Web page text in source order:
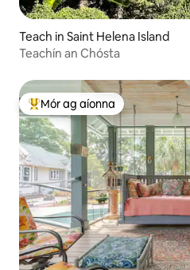
Teach in Saint Helena Island
Teachín an Chósta
An-mhór ag aíonna
Mór ag aíonna